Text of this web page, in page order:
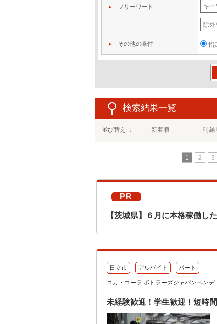
フリーワード
その他の条件 指
検索結果一覧
並び替え ： 新着順 時給
1 2 3
PR
【茨城県】６月に本格稼働
日立市 アルバイト パート
コカ・コーラ ボトラーズジャパンベンデ
未経験歓迎！学生歓迎！短時